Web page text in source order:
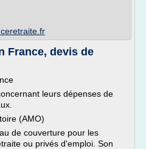
France, devis de
leurs dépenses de
(AMO)
de couverture pour les
ou privés d'emploi. Son